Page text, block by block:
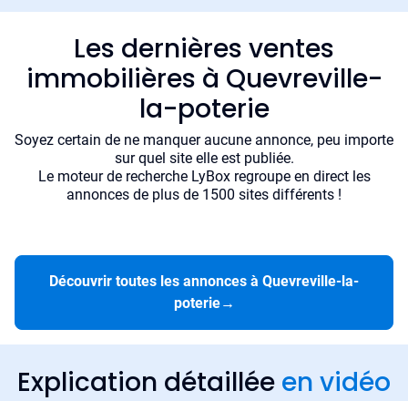
Les dernières ventes
immobilières à Quevreville-
la-poterie
Soyez certain de ne manquer aucune annonce, peu importe
sur quel site elle est publiée.
Le moteur de recherche LyBox regroupe en direct les
annonces de plus de 1500 sites différents !
Découvrir toutes les annonces à Quevreville-la-
poterie→
Explication détaillée en vidéo